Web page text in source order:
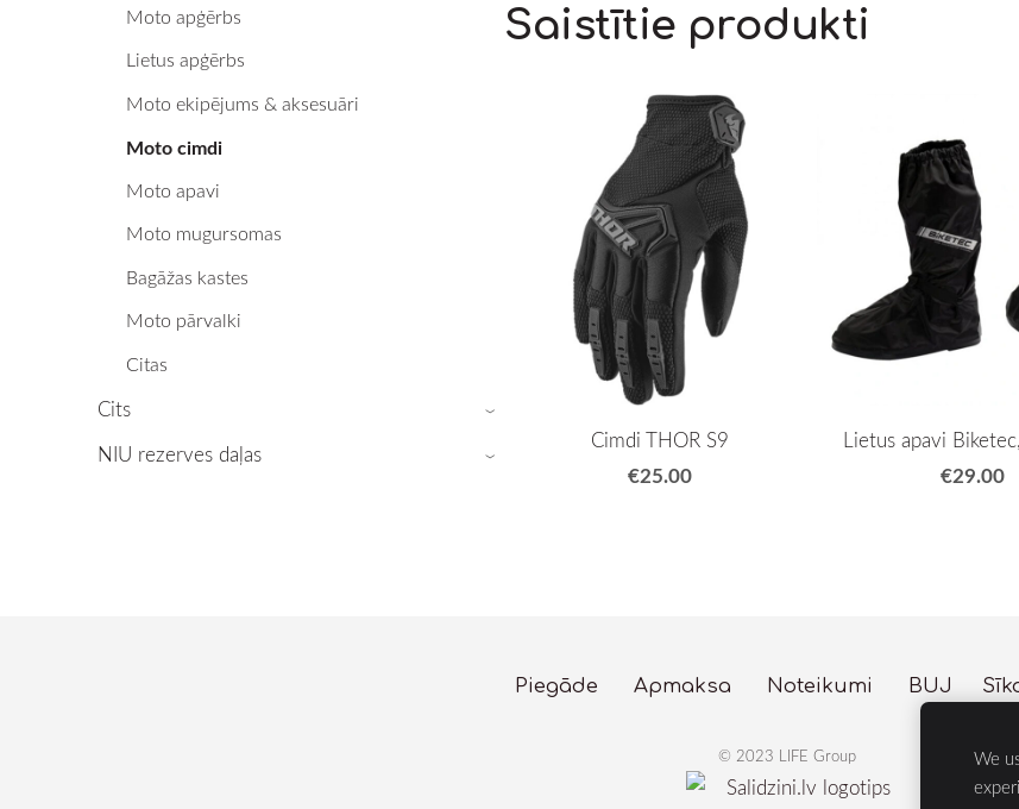
Moto apģērbs
Lietus apģērbs
Moto ekipējums & aksesuāri
Moto cimdi
Moto apavi
Moto mugursomas
Bagāžas kastes
Moto pārvalki
Citas
Cits ›
NIU rezerves daļas ›
Saistītie produkti
Cimdi THOR S9
€25.00
Lietus apavi
€29.00
Piegāde Apmaksa Noteikumi BUJ
© 2023 LIFE Group
We